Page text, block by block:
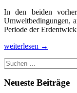
In den beiden
Umweltbedingungen,
Periode der
Die
Gesellschaft
ihr
weiterlesen →
Suchen
nach:
Neueste Beiträge